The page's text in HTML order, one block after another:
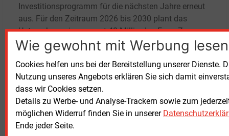
Wie gewohnt mit Werbung lesen
Cookies helfen uns bei der Bereitstellung unserer Dienste.
Nutzung unseres Angebots erklären Sie sich damit
dass wir Cookies setzen.
Details zu Werbe- und Analyse-Trackern sowie zum
möglichen Widerruf finden Sie in unserer
Ende jeder Seite.
Investitionsprogramm für die nächsten Jahre erneut
aus. Für den Zeitraum 2026 bis 2030 plant das
Unternehmen insgesamt 48 Milliarden Euro. Zuvor
waren für 2024 bis 2028 noch 43 Milliarden Euro
vorgesehen. Mittelfristig soll das bereinigte Konzern-
Ebitda bis 2030 auf rund 13 Milliarden Euro steigen,
der bereinigte Konzernüberschuss auf rund 3,8
Milliarden Euro.
Geschäftszahlen von Eon (in Milliarden Euro)